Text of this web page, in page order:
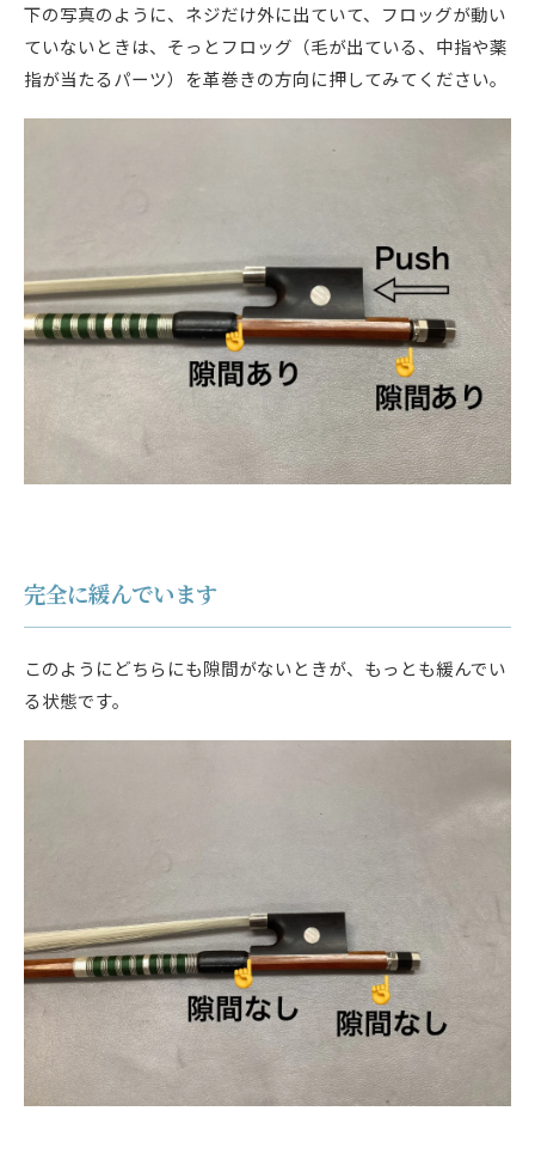
下の写真のように、ネジだけ外に出ていて、フロッグが動い
ていないときは、そっとフロッグ（毛が出ている、中指や薬
指が当たるパーツ）を革巻きの方向に押してみてください。
完全に緩んでいます
このようにどちらにも隙間がないときが、もっとも緩んでい
る状態です。